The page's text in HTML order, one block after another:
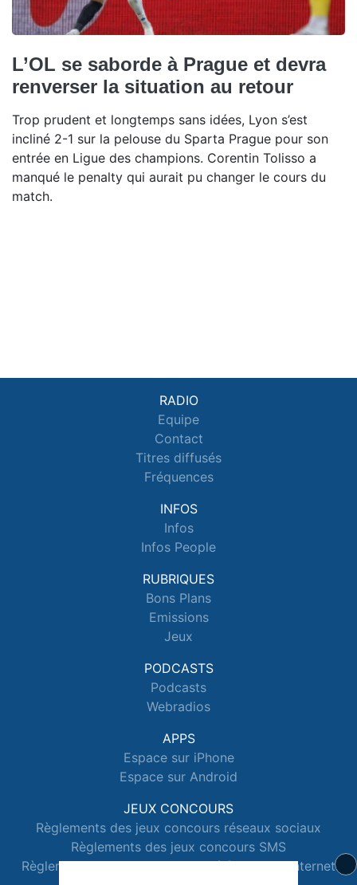
L’OL se saborde à Prague et devra
renverser la situation au retour
Trop prudent et longtemps sans idées, Lyon s’est
incliné 2-1 sur la pelouse du Sparta Prague pour son
entrée en Ligue des champions. Corentin Tolisso a
manqué le penalty qui aurait pu changer le cours du
match.
RADIO
Equipe
Contact
Titres diffusés
Fréquences
INFOS
Infos
Infos People
RUBRIQUES
Bons Plans
Emissions
Jeux
PODCASTS
Podcasts
Webradios
APPS
Espace sur iPhone
Espace sur Android
JEUX CONCOURS
Règlements des jeux concours réseaux sociaux
Règlements des jeux concours SMS
Règlements des jeux concours téléphone et internet